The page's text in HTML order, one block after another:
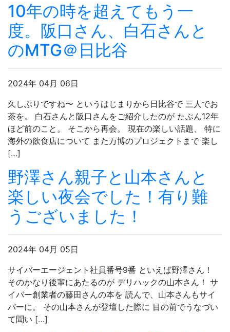
10年の時を超えてもう一
度。阪口さん、白石さんと
のMTG＠日比谷
2024年 04月 06日
久しぶりですね〜 というはじまりから日比谷で 三人でお
茶を。 白石さんと阪口さんをご紹介したのが たぶん12年
ほど前のこと。 そこから再会。 現在の楽しい話題、 特に
海外の飲食店について また万博のプロジェクトまで 楽し
[…]
野澤さん親子と山本さんと
楽しい夜会でした！有り難
うございました！
2024年 04月 05日
サイバーエージェント社員番号9番 といえば野澤さん！
そのかなり後輩にあたるのが デリハックの山本さん！ サ
イバー創業者の藤田さんの本を 読んで、山本さんもサイ
バーに。 その山本さんが登壇した際に 目の前でうなづい
て聞い […]